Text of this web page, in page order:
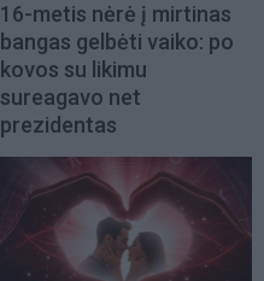
16-metis nėrė į mirtinas
bangas gelbėti vaiko: po
kovos su likimu
sureagavo net
prezidentas